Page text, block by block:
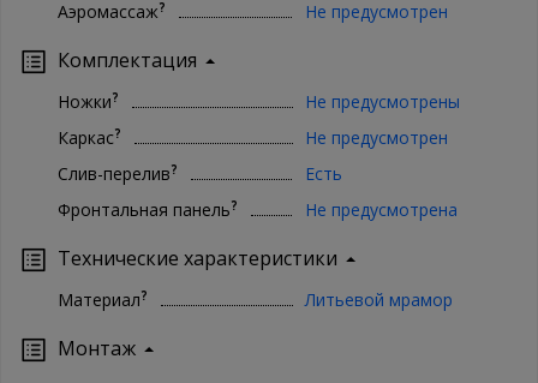
Аэромассаж? Не предусмотрен
Комплектация
Ножки?
Не предусмотрены
Каркас?
Не предусмотрен
Слив-перелив?
Есть
Фронтальная панель? Не предусмотрена
Технические характеристики
Материал? Литьевой мрамор
Монтаж